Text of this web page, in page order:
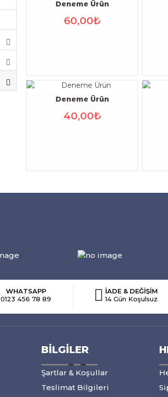
Deneme Ürün
60,00₺
Deneme Ürün
40,00₺
WHATSAPP
0123 456 78 89
İADE & DEĞİŞİM
14 Gün Koşulsuz
BILGILER
Şartlar & Koşullar
Teslimat Bilgileri